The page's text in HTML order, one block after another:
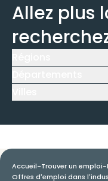
Allez plus
Accueil-Trouver un emploi-
Offres d'emploi dans